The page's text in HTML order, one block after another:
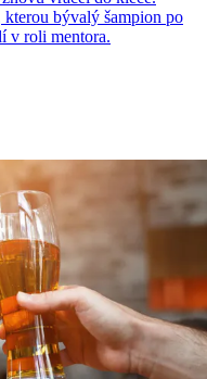
bývalý šampion po
v roli mentora.